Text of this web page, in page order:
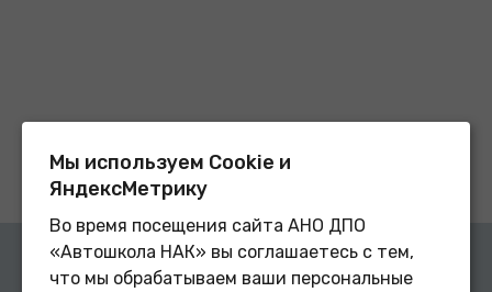
У вас остались вопросы?
Мы используем Сookie и
ЯндексМетрику
Во время посещения сайта АНО ДПО
«Автошкола НАК» вы соглашаетесь с тем,
что мы обрабатываем ваши персональные